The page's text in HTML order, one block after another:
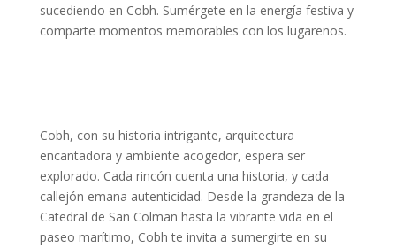
sucediendo en Cobh. Sumérgete en la energía festiva y
comparte momentos memorables con los lugareños.
Cobh, con su historia intrigante, arquitectura
encantadora y ambiente acogedor, espera ser
explorado. Cada rincón cuenta una historia, y cada
callejón emana autenticidad. Desde la grandeza de la
Catedral de San Colman hasta la vibrante vida en el
paseo marítimo, Cobh te invita a sumergirte en su